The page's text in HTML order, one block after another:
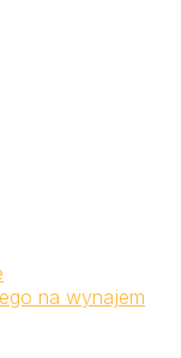
na wynajem